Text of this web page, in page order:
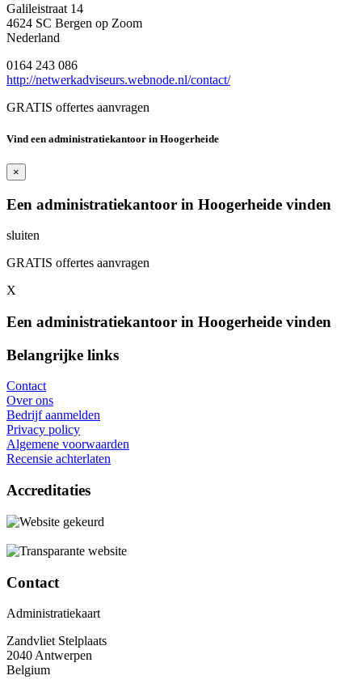
Galileistraat 14
4624 SC Bergen op Zoom
Nederland
0164 243 086
http://netwerkadviseurs.webnode.nl/contact/
GRATIS offertes aanvragen
Vind een administratiekantoor in Hoogerheide
×
Een administratiekantoor in Hoogerheide vinden
sluiten
GRATIS offertes aanvragen
X
Een administratiekantoor in Hoogerheide vinden
Belangrijke links
Contact
Over ons
Bedrijf aanmelden
Privacy policy
Algemene voorwaarden
Recensie achterlaten
Accreditaties
Contact
Administratiekaart
Zandvliet Stelplaats
2040 Antwerpen
Belgium